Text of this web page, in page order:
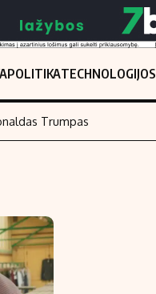
POLITIKATECHNOLOGIJOS
išmokos skaičiuoklė
skaičiuoklė
Trumpas